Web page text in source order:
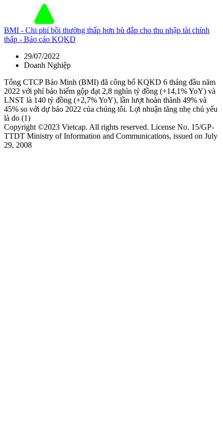
BMI - Chi phí bồi thường thấp hơn bù đắp cho thu nhập tài chính
thấp - Báo cáo KQKD
29/07/2022
Doanh Nghiệp
Tổng CTCP Bảo Minh (BMI) đã công bố KQKD 6 tháng đầu năm
2022 với phí bảo hiểm gộp đạt 2,8 nghìn tỷ đồng (+14,1% YoY) và
LNST là 140 tỷ đồng (+2,7% YoY), lần lượt hoàn thành 49% và
45% so với dự báo 2022 của chúng tôi. Lợi nhuận tăng nhẹ chủ yếu
là do (1)
Copyright ©2023 Vietcap. All rights reserved. License No. 15/GP-
TTDT Ministry of Information and Communications, issued on July
29, 2008